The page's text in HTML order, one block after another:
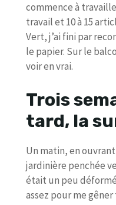
commence à
travail et 10 à 15
Vert, j’ai fini par
le papier. Sur le
voir en vrai.
Trois
tard, la
Un matin, en
jardinière penchée
était un peu
assez pour me